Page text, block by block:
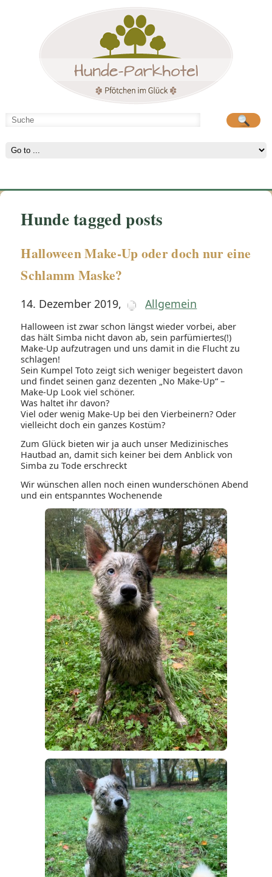
Hunde-Parkhotel
Hunde-Parkhotel
Hunde tagged posts
Halloween Make-Up oder doch nur eine
Schlamm Maske?
14. Dezember 2019, Allgemein
Halloween ist zwar schon längst wieder vorbei, aber
das hält Simba nicht davon ab, sein parfümiertes(!)
Make-Up aufzutragen und uns damit in die Flucht zu
schlagen!
Sein Kumpel Toto zeigt sich weniger begeistert davon
und findet seinen ganz dezenten „No Make-Up“ –
Make-Up Look viel schöner.
Was haltet ihr davon?
Viel oder wenig Make-Up bei den Vierbeinern? Oder
vielleicht doch ein ganzes Kostüm?
Zum Glück bieten wir ja auch unser Medizinisches
Hautbad an, damit sich keiner bei dem Anblick von
Simba zu Tode erschreckt
Wir wünschen allen noch einen wunderschönen Abend
und ein entspanntes Wochenende